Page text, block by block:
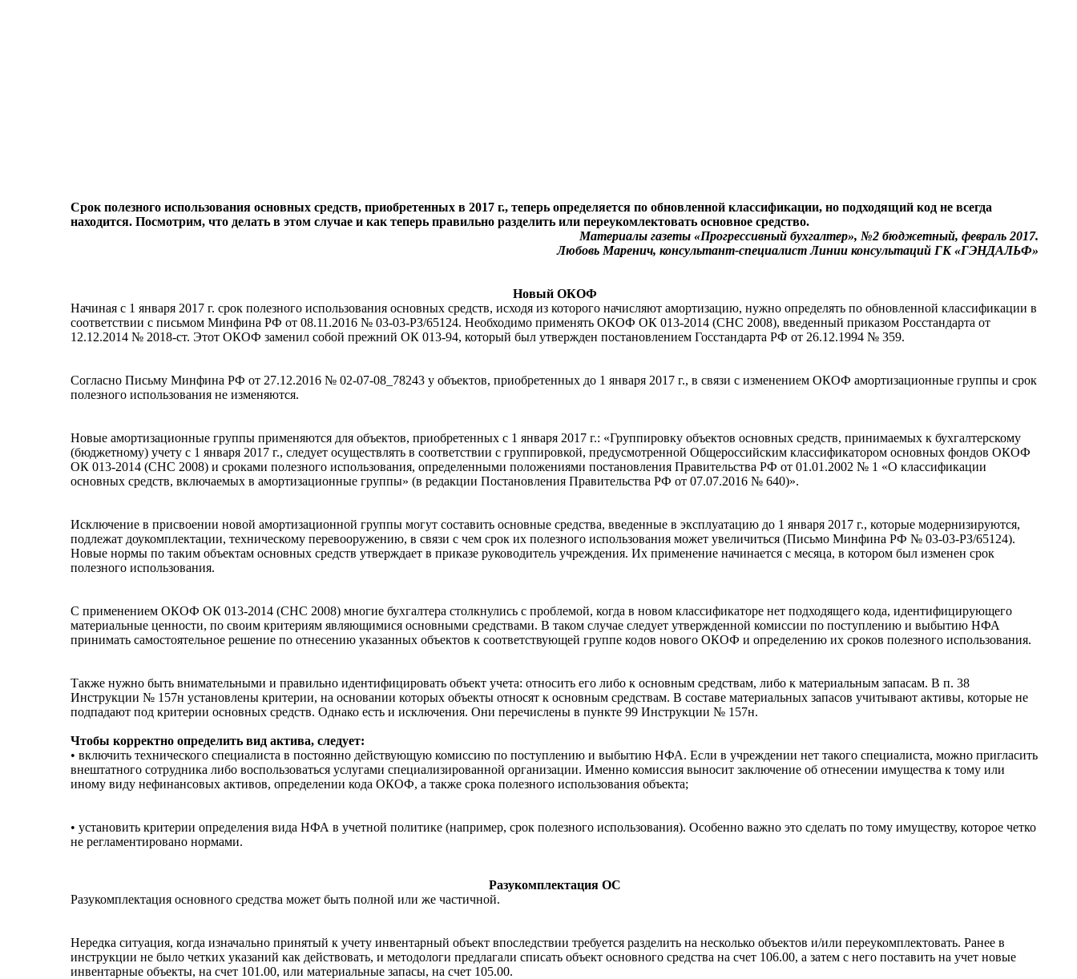
Срок полезного использования основных средств, приобретенных в 2017 г., теперь определяется по обновленной классификации, но подходящий код не всегда
находится. Посмотрим, что делать в этом случае и как теперь правильно разделить или переукомлектовать основное средство.
Материалы газеты «Прогрессивный бухгалтер», №2 бюджетный, февраль 2017.
Любовь Маренич, консультант-специалист Линии консультаций ГК «ГЭНДАЛЬФ»
Новый ОКОФ
Начиная с 1 января 2017 г. срок полезного использования основных средств, исходя из которого начисляют амортизацию, нужно определять по обновленной классификации в
соответствии с письмом Минфина РФ от 08.11.2016 № 03-03-РЗ/65124. Необходимо применять ОКОФ ОК 013-2014 (СНС 2008), введенный приказом Росстандарта от
12.12.2014 № 2018-ст. Этот ОКОФ заменил собой прежний ОК 013-94, который был утвержден постановлением Госстандарта РФ от 26.12.1994 № 359.
Согласно Письму Минфина РФ от 27.12.2016 № 02-07-08_78243 у объектов, приобретенных до 1 января 2017 г., в связи с изменением ОКОФ амортизационные группы и срок
полезного использования не изменяются.
Новые амортизационные группы применяются для объектов, приобретенных с 1 января 2017 г.: «Группировку объектов основных средств, принимаемых к бухгалтерскому
(бюджетному) учету с 1 января 2017 г., следует осуществлять в соответствии с группировкой, предусмотренной Общероссийским классификатором основных фондов ОКОФ
ОК 013-2014 (СНС 2008) и сроками полезного использования, определенными положениями постановления Правительства РФ от 01.01.2002 № 1 «О классификации
основных средств, включаемых в амортизационные группы» (в редакции Постановления Правительства РФ от 07.07.2016 № 640)».
Исключение в присвоении новой амортизационной группы могут составить основные средства, введенные в эксплуатацию до 1 января 2017 г., которые модернизируются,
подлежат доукомплектации, техническому перевооружению, в связи с чем срок их полезного использования может увеличиться (Письмо Минфина РФ № 03-03-РЗ/65124).
Новые нормы по таким объектам основных средств утверждает в приказе руководитель учреждения. Их применение начинается с месяца, в котором был изменен срок
полезного использования.
С применением ОКОФ ОК 013-2014 (СНС 2008) многие бухгалтера столкнулись с проблемой, когда в новом классификаторе нет подходящего кода, идентифицирующего
материальные ценности, по своим критериям являющимися основными средствами. В таком случае следует утвержденной комиссии по поступлению и выбытию НФА
принимать самостоятельное решение по отнесению указанных объектов к соответствующей группе кодов нового ОКОФ и определению их сроков полезного использования.
Также нужно быть внимательными и правильно идентифицировать объект учета: относить его либо к основным средствам, либо к материальным запасам. В п. 38
Инструкции № 157н установлены критерии, на основании которых объекты относят к основным средствам. В составе материальных запасов учитывают активы, которые не
подпадают под критерии основных средств. Однако есть и исключения. Они перечислены в пункте 99 Инструкции № 157н.
Чтобы корректно определить вид актива, следует:
• включить технического специалиста в постоянно действующую комиссию по поступлению и выбытию НФА. Если в учреждении нет такого специалиста, можно пригласить
внештатного сотрудника либо воспользоваться услугами специализированной организации. Именно комиссия выносит заключение об отнесении имущества к тому или
иному виду нефинансовых активов, определении кода ОКОФ, а также срока полезного использования объекта;
• установить критерии определения вида НФА в учетной политике (например, срок полезного использования). Особенно важно это сделать по тому имуществу, которое четко
не регламентировано нормами.
Разукомплектация ОС
Разукомплектация основного средства может быть полной или же частичной.
Нередка ситуация, когда изначально принятый к учету инвентарный объект впоследствии требуется разделить на несколько объектов и/или переукомплектовать. Ранее в
инструкции не было четких указаний как действовать, и методологи предлагали списать объект основного средства на счет 106.00, а затем с него поставить на учет новые
инвентарные объекты, на счет 101.00, или материальные запасы, на счет 105.00.